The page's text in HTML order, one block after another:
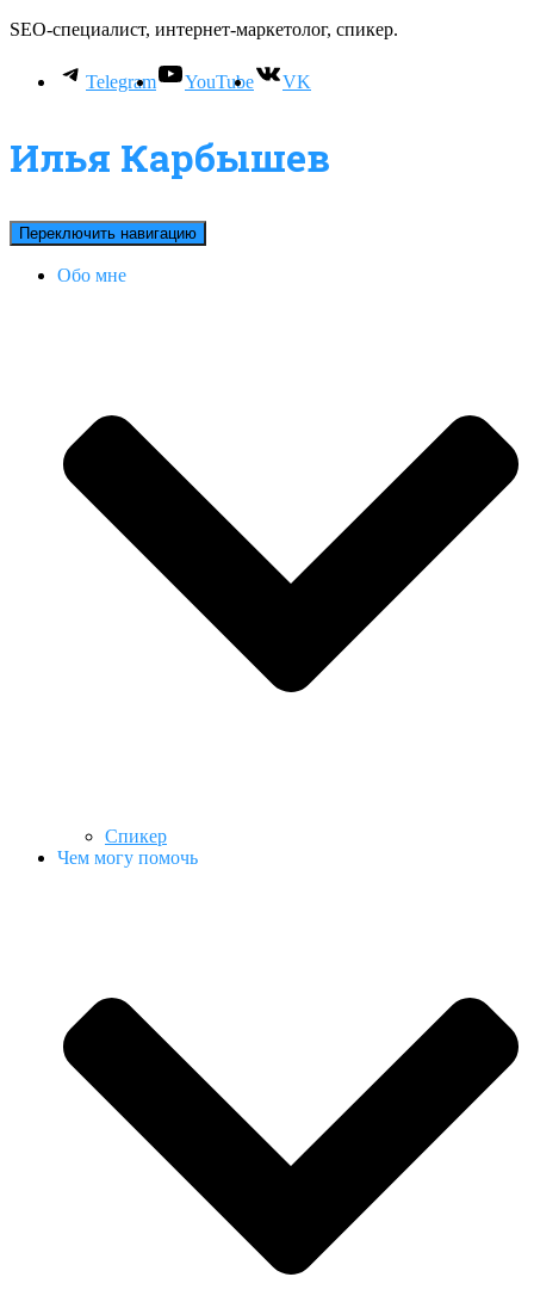
SEO-специалист, интернет-маркетолог, спикер.
Telegram YouTube VK
Илья Карбышев
Переключить навигацию
Обо мне
Спикер
Чем могу помочь